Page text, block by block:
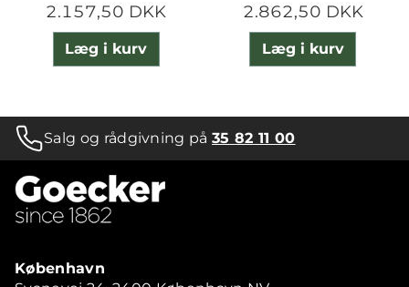
2.157,50 DKK
Læg i kurv
2.862,50 DKK
Læg i kurv
Salg og rådgivning på35 82 11 00
København